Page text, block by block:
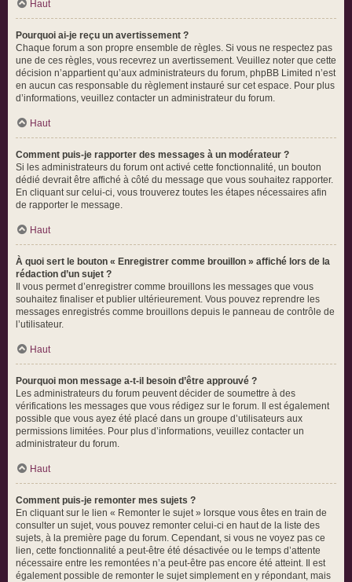
Haut
Pourquoi ai-je reçu un avertissement ?
Chaque forum a son propre ensemble de règles. Si vous ne respectez pas
une de ces règles, vous recevrez un avertissement. Veuillez noter que cette
décision n’appartient qu’aux administrateurs du forum, phpBB Limited n’est
en aucun cas responsable du règlement instauré sur cet espace. Pour plus
d’informations, veuillez contacter un administrateur du forum.
Haut
Comment puis-je rapporter des messages à un modérateur ?
Si les administrateurs du forum ont activé cette fonctionnalité, un bouton
dédié devrait être affiché à côté du message que vous souhaitez rapporter.
En cliquant sur celui-ci, vous trouverez toutes les étapes nécessaires afin
de rapporter le message.
Haut
À quoi sert le bouton « Enregistrer comme brouillon » affiché lors de la
rédaction d’un sujet ?
Il vous permet d’enregistrer comme brouillons les messages que vous
souhaitez finaliser et publier ultérieurement. Vous pouvez reprendre les
messages enregistrés comme brouillons depuis le panneau de contrôle de
l’utilisateur.
Haut
Pourquoi mon message a-t-il besoin d’être approuvé ?
Les administrateurs du forum peuvent décider de soumettre à des
vérifications les messages que vous rédigez sur le forum. Il est également
possible que vous ayez été placé dans un groupe d’utilisateurs aux
permissions limitées. Pour plus d’informations, veuillez contacter un
administrateur du forum.
Haut
Comment puis-je remonter mes sujets ?
En cliquant sur le lien « Remonter le sujet » lorsque vous êtes en train de
consulter un sujet, vous pouvez remonter celui-ci en haut de la liste des
sujets, à la première page du forum. Cependant, si vous ne voyez pas ce
lien, cette fonctionnalité a peut-être été désactivée ou le temps d’attente
nécessaire entre les remontées n’a peut-être pas encore été atteint. Il est
également possible de remonter le sujet simplement en y répondant, mais